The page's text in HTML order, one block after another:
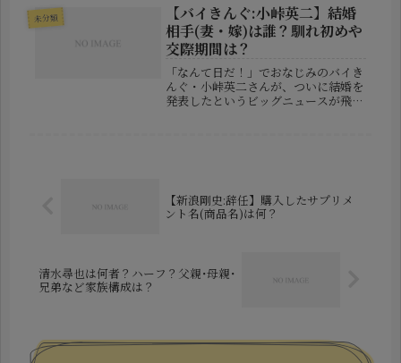
うもの。最初に情報を発信したのは、
彼の妻で同じく音楽活動を行って...
未分類
【バイきんぐ:小峠英二】結婚
相手(妻・嫁)は誰？馴れ初めや
交際期間は？
「なんて日だ！」でおなじみのバイき
んぐ・小峠英二さんが、ついに結婚を
発表したというビッグニュースが飛び
【新浪剛史:辞任】購入したサプリメ
ント名(商品名)は何？
清水尋也は何者？ハーフ？父親･母親･
兄弟など家族構成は？